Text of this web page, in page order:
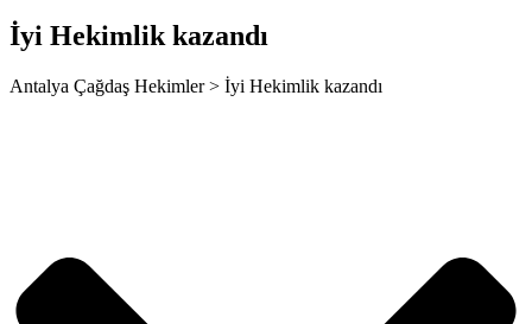
İyi Hekimlik kazandı
Antalya Çağdaş Hekimler > İyi Hekimlik kazandı